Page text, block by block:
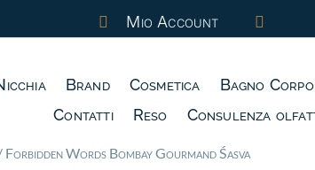
 Mio Account 
Brand Cosmetica Bagno Corpo
Contatti
Reso Consulenza
Forbidden Words Bombay Gourmand Śasva